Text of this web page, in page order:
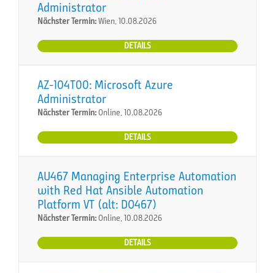
Administrator
Nächster Termin:Wien, 10.08.2026
DETAILS
AZ-104T00: Microsoft Azure
Administrator
Nächster Termin:Online, 10.08.2026
DETAILS
AU467 Managing Enterprise Automation
with Red Hat Ansible Automation
Platform VT (alt: DO467)
Nächster Termin:Online, 10.08.2026
DETAILS